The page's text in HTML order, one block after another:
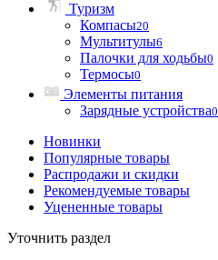
Туризм
Компасы20
Мультитулы6
Палочки для ходьбы0
Термосы0
Элементы питания
Зарядные устройства0
Новинки
Популярные товары
Распродажи и скидки
Рекомендуемые товары
Уцененные товары
Уточнить раздел